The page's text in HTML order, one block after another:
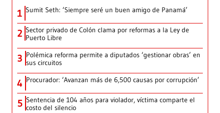
1 Sumit Seth: ‘Siempre seré un buen amigo de Panamá’
2 Sector privado de Colón clama por reformas a la Ley de
Puerto Libre
3 Polémica reforma permite a diputados ‘gestionar obras’ en
sus circuitos
4 Procurador: ‘Avanzan más de 6,500 causas por corrupción’
5 Sentencia de 104 años para violador, víctima comparte el
costo del silencio